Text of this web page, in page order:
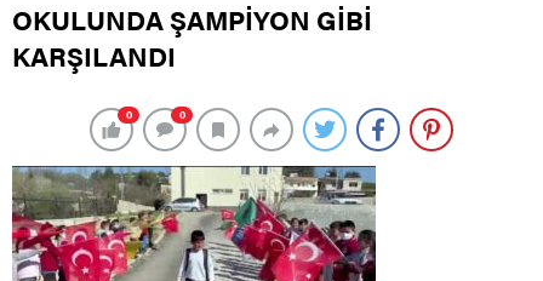
OKULUNDA ŞAMPİYON GİBİ
KARŞILANDI
0 0